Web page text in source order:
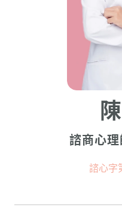
諮商心
諮心字